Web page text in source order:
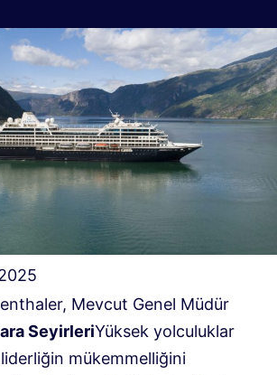
Mevcut Genel Müdür
SeyirleriYüksek yolculuklar
mükemmelliğini